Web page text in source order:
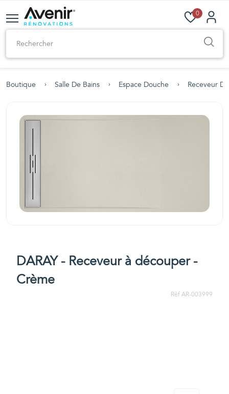
0
Boutique Salle De Bains Espace Douche Receveur
DARAY - Receveur à découper -
Crème
Réf AR-003999